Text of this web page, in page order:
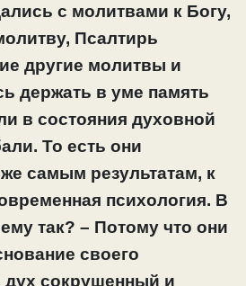
с молитвами к Богу,
Псалтирь
другие молитвы и
держать в уме память
в состояния духовной
То есть они
самым результатам, к
психология. В
так? – Потому что они
своего
дух сокрушенный и